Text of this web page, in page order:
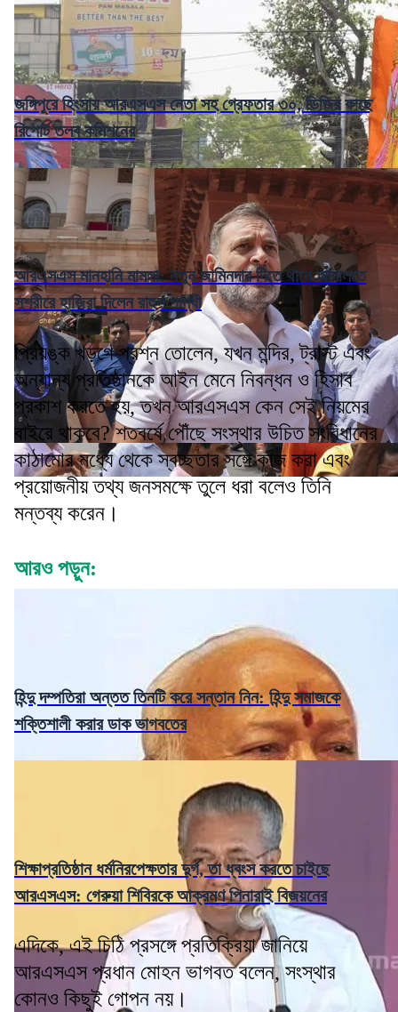
জঙ্গিপুরে হিংসায় আরএসএস নেতা সহ গ্রেফতার ৩০, ডিজির কাছে
রিপোর্ট তলব কমিশনের
আরএসএস মানহানি মামলা: নতুন জামিনদার দিতে থানে আদালতে
সশরীরে হাজিরা দিলেন রাহুল গান্ধী
প্রিয়ঙ্ক খড়গে প্রশ্ন তোলেন, যখন মন্দির, ট্রাস্ট এবং
অন্যান্য প্রতিষ্ঠানকে আইন মেনে নিবন্ধন ও হিসাব
প্রকাশ করতে হয়, তখন আরএসএস কেন সেই নিয়মের
বাইরে থাকবে? শতবর্ষে পৌঁছে সংস্থার উচিত সংবিধানের
কাঠামোর মধ্যে থেকে স্বচ্ছতার সঙ্গে কাজ করা এবং
প্রয়োজনীয় তথ্য জনসমক্ষে তুলে ধরা বলেও তিনি
মন্তব্য করেন।
আরও পড়ুন:
হিন্দু দম্পতিরা অন্তত তিনটি করে সন্তান নিন: হিন্দু সমাজকে
শক্তিশালী করার ডাক ভাগবতের
শিক্ষাপ্রতিষ্ঠান ধর্মনিরপেক্ষতার দুর্গ, তা ধ্বংস করতে চাইছে
আরএসএস: গেরুয়া শিবিরকে আক্রমণ পিনারাই বিজয়নের
এদিকে, এই চিঠি প্রসঙ্গে প্রতিক্রিয়া জানিয়ে
আরএসএস প্রধান মোহন ভাগবত বলেন, সংস্থার
কোনও কিছুই গোপন নয়।